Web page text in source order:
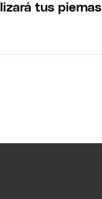
tus piernas